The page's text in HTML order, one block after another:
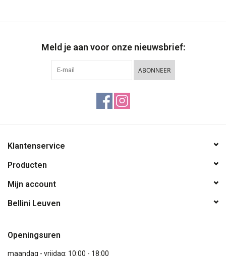
Meld je aan voor onze nieuwsbrief:
ABONNEER
Klantenservice
Producten
Mijn account
Bellini Leuven
Openingsuren
maandag - vrijdag: 10:00 - 18:00